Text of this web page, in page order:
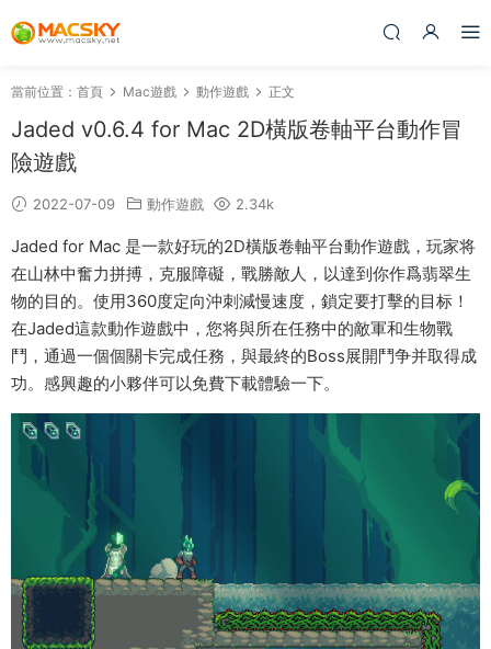
當前位置： 首頁 Mac遊戲 動作遊戲 正文
Jaded v0.6.4 for Mac 2D橫版卷軸平台動作冒
險遊戲
2022-07-09 動作遊戲 2.34k
Jaded for Mac 是一款好玩的2D橫版卷軸平台動作遊戲，玩家将
在山林中奮力拼搏，克服障礙，戰勝敵人，以達到你作爲翡翠生
物的目的。使用360度定向沖刺減慢速度，鎖定要打擊的目标！
在Jaded這款動作遊戲中，您将與所在任務中的敵軍和生物戰
鬥，通過一個個關卡完成任務，與最終的Boss展開鬥争并取得成
功。感興趣的小夥伴可以免費下載體驗一下。